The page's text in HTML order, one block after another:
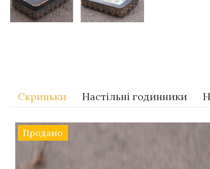
Скриньки Настільні годинники
Продано